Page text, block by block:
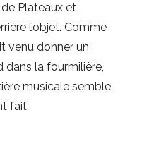
Plateaux et
l’objet. Comme
venu donner un
dans la fourmilière,
musicale semble
fait